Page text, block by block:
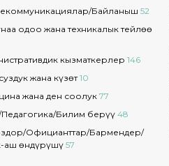
Байланыш 52
оңдоо жана техникалык тейлөө
кызматкерлер 146
жана күзөт10
жана ден соолук77
Билим берүү 48
Официанттар/Бармендер/
аш өндүрүшү 57